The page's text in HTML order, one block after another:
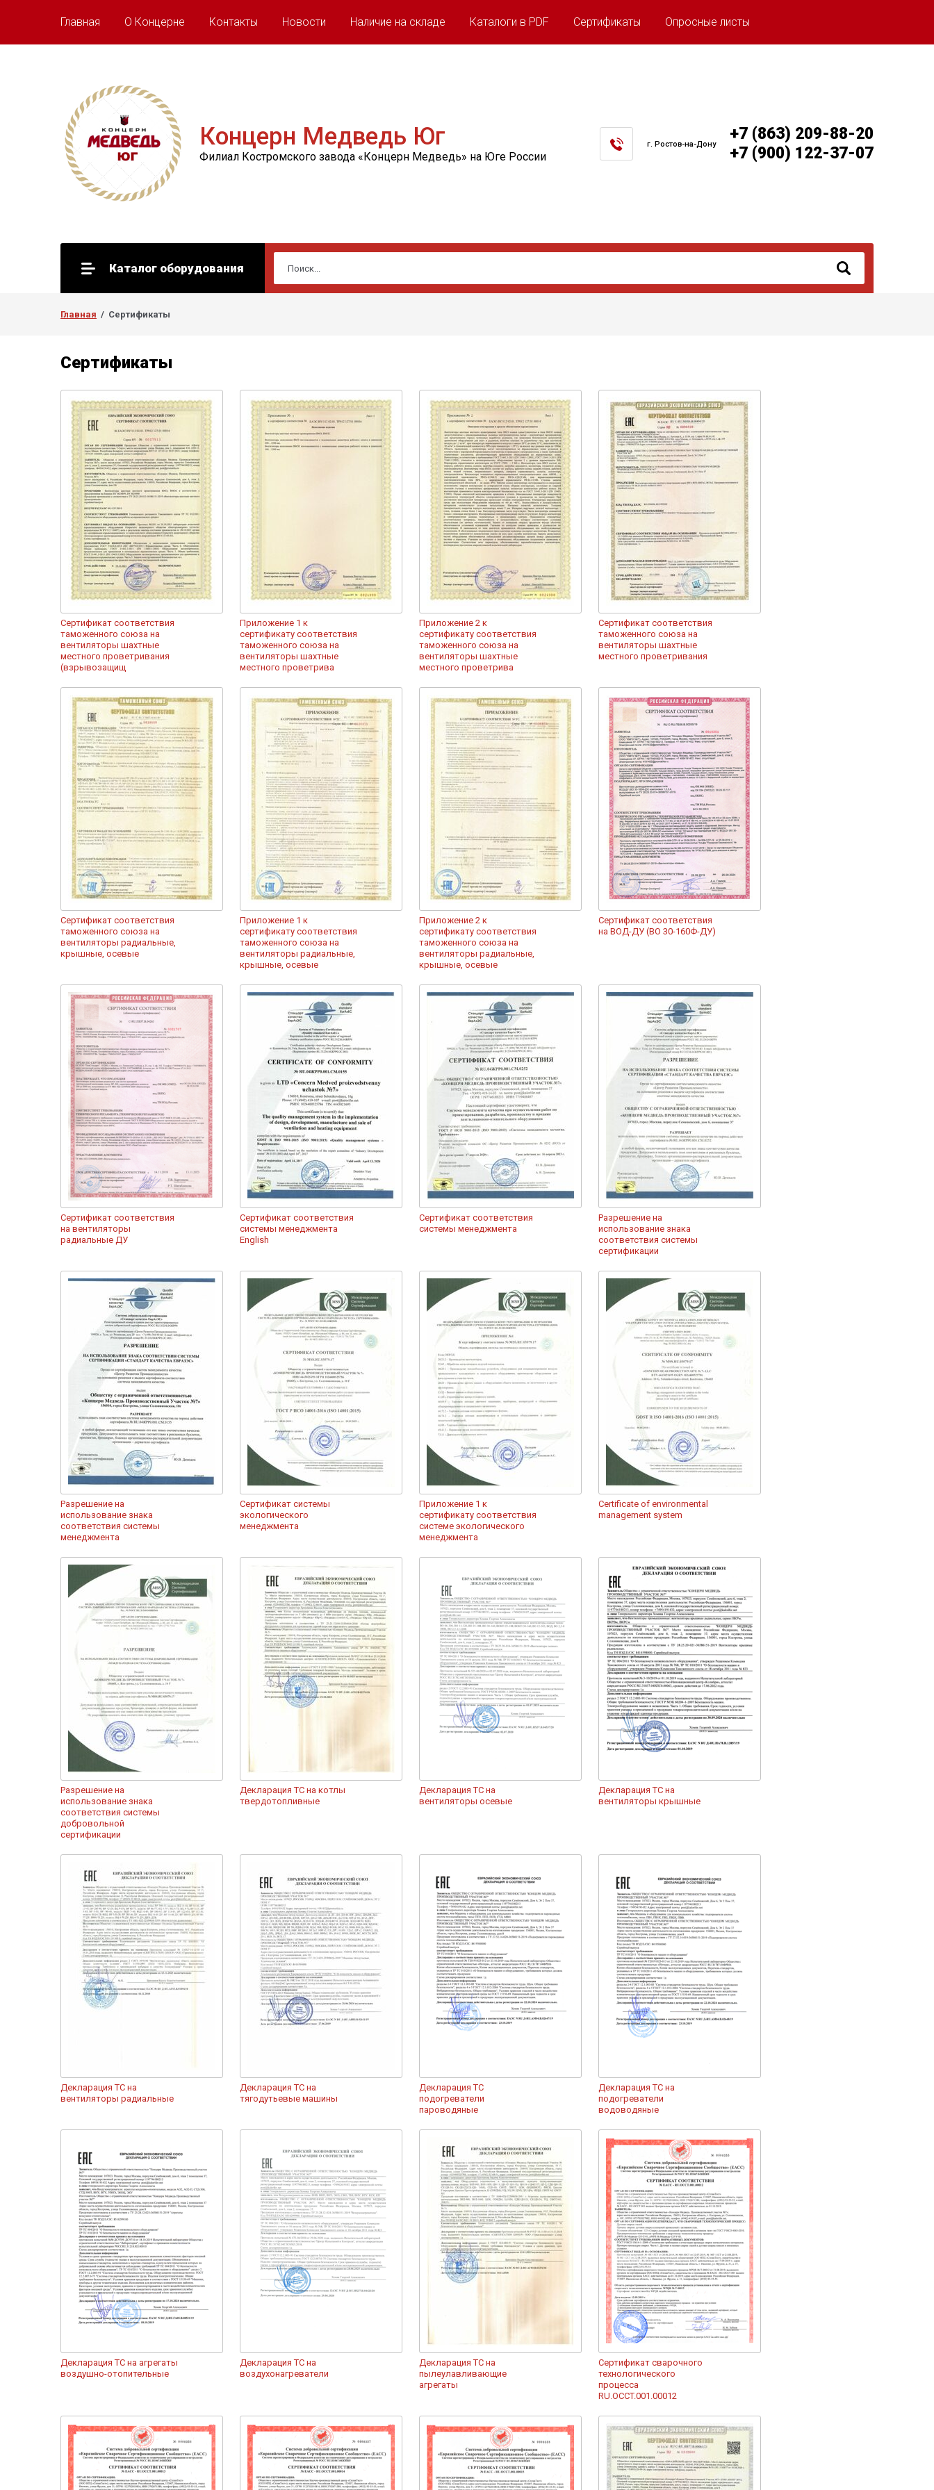
Главная О Концерне Контакты Новости Наличие на складе Каталоги в PDF Сертификаты Опросные листы
Концерн Медведь Юг
Филиал Костромского завода «Концерн Медведь» на Юге России
г. Ростов-на-Дону
+7 (863) 209-88-20
+7 (900) 122-37-07
Каталог оборудования
Главная
  /  Сертификаты
Сертификаты
Сертификат соответствия
таможенного союза на
вентиляторы шахтные
местного проветривания
(взрывозащищ
Приложение 1 к
сертификату соответствия
таможенного союза на
вентиляторы шахтные
местного проветрива
Приложение 2 к
сертификату соответствия
таможенного союза на
вентиляторы шахтные
местного проветрива
Сертификат соответствия
таможенного союза на
вентиляторы шахтные
местного проветривания
Сертификат соответствия
таможенного союза на
вентиляторы радиальные,
крышные, осевые
Приложение 1 к
сертификату соответствия
таможенного союза на
вентиляторы радиальные,
крышные, осевые
Приложение 2 к
сертификату соответствия
таможенного союза на
вентиляторы радиальные,
крышные, осевые
Сертификат соответствия
на ВОД-ДУ (ВО 30-160Ф-ДУ)
Сертификат соответствия
на вентиляторы
радиальные ДУ
Сертификат соответствия
системы менеджмента
English
Сертификат соответствия
системы менеджмента
Разрешение на
использование знака
соответствия системы
сертификации
Разрешение на
использование знака
соответствия системы
менеджмента
Сертификат системы
экологического
менеджмента
Приложение 1 к
сертификату соответствия
системе экологического
менеджмента
Сertificate of environmental
management system
Разрешение на
использование знака
соответствия системы
добровольной
сертификации
Декларация ТС на котлы
твердотопливные
Декларация ТС на
вентиляторы осевые
Декларация ТС на
вентиляторы крышные
Декларация ТС на
вентиляторы радиальные
Декларация ТС на
тягодутьевые машины
Декларация ТС
подогреватели
пароводяные
Декларация ТС на
подогреватели
водоводяные
Декларация ТС на агрегаты
воздушно-отопительные
Декларация ТС на
воздухонагреватели
Декларация ТС на
пылеулавливающие
агрегаты
Cертификат сварочного
технологического
процесса
RU.OCCT.001.00012